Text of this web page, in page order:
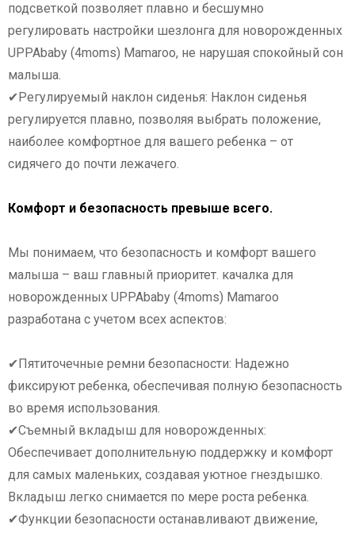
подсветкой позволяет плавно и бесшумно
регулировать настройки шезлонга для новорожденных
UPPAbaby (4moms) Mamaroo, не нарушая спокойный сон
малыша.
✔Регулируемый наклон сиденья: Наклон сиденья
регулируется плавно, позволяя выбрать положение,
наиболее комфортное для вашего ребенка – от
сидячего до почти лежачего.
Комфорт и безопасность превыше всего.
Мы понимаем, что безопасность и комфорт вашего
малыша – ваш главный приоритет. качалка для
новорожденных UPPAbaby (4moms) Mamaroo
разработана с учетом всех аспектов:
✔Пятиточечные ремни безопасности: Надежно
фиксируют ребенка, обеспечивая полную безопасность
во время использования.
✔Съемный вкладыш для новорожденных:
Обеспечивает дополнительную поддержку и комфорт
для самых маленьких, создавая уютное гнездышко.
Вкладыш легко снимается по мере роста ребенка.
✔Функции безопасности останавливают движение,